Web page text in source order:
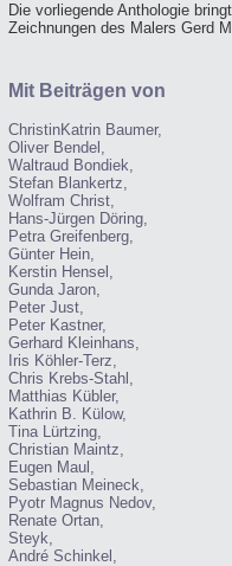
Die vorliegende Anthologie
Zeichnungen des Malers Gerd
Mit Beiträgen von
ChristinKatrin Baumer,
Oliver Bendel,
Waltraud Bondiek,
Stefan Blankertz,
Wolfram Christ,
Hans-Jürgen Döring,
Petra Greifenberg,
Günter Hein,
Kerstin Hensel,
Gunda Jaron,
Peter Just,
Peter Kastner,
Gerhard Kleinhans,
Iris Köhler-Terz,
Chris Krebs-Stahl,
Matthias Kübler,
Kathrin B. Külow,
Tina Lürtzing,
Christian Maintz,
Eugen Maul,
Sebastian Meineck,
Pyotr Magnus Nedov,
Renate Ortan,
Steyk,
André Schinkel,